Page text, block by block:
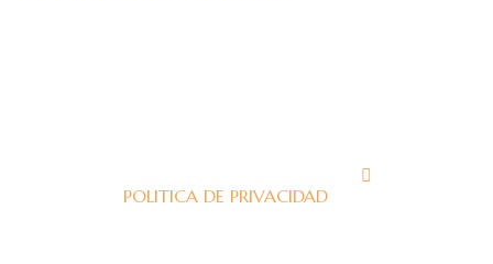
POLITICA DE PRIVACIDAD